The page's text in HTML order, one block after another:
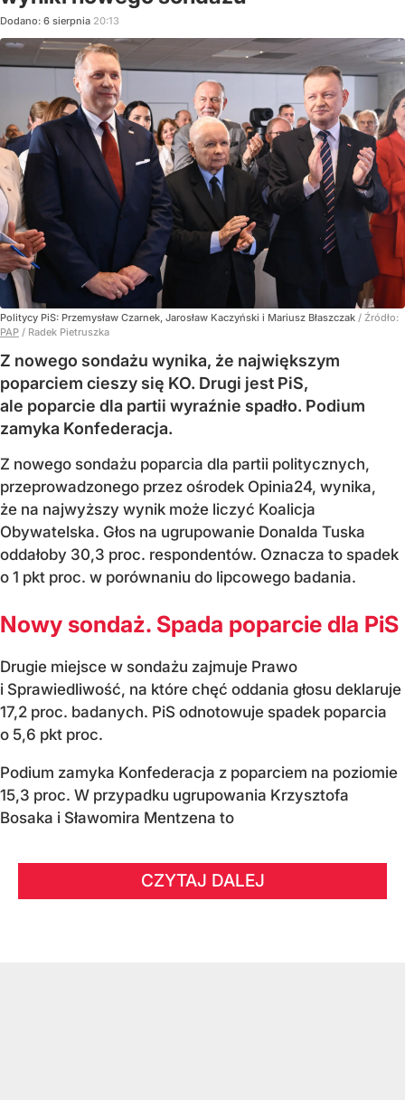
Dodano: 6 sierpnia 20:13
Politycy PiS: Przemysław Czarnek, Jarosław Kaczyński i Mariusz Błaszczak / Źródło:
PAP / Radek Pietruszka
Z nowego sondażu wynika, że największym
poparciem cieszy się KO. Drugi jest PiS,
ale poparcie dla partii wyraźnie spadło. Podium
zamyka Konfederacja.
Z nowego sondażu poparcia dla partii politycznych,
przeprowadzonego przez ośrodek Opinia24, wynika,
że na najwyższy wynik może liczyć Koalicja
Obywatelska. Głos na ugrupowanie Donalda Tuska
oddałoby 30,3 proc. respondentów. Oznacza to spadek
o 1 pkt proc. w porównaniu do lipcowego badania.
Nowy sondaż. Spada poparcie dla PiS
Drugie miejsce w sondażu zajmuje Prawo
i Sprawiedliwość, na które chęć oddania głosu deklaruje
17,2 proc. badanych. PiS odnotowuje spadek poparcia
o 5,6 pkt proc.
Podium zamyka Konfederacja z poparciem na poziomie
15,3 proc. W przypadku ugrupowania Krzysztofa
Bosaka i Sławomira Mentzena to
CZYTAJ DALEJ